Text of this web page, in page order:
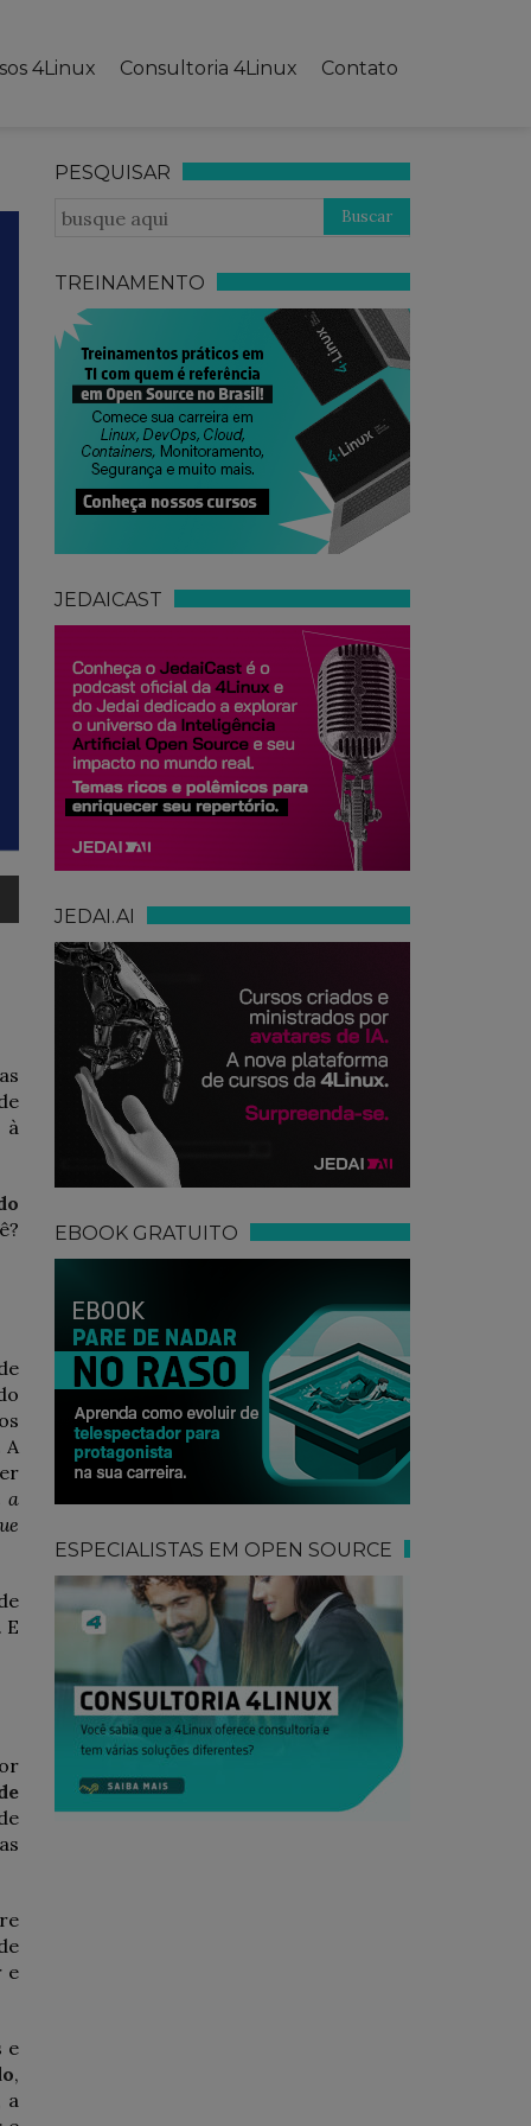
4Linux Consultoria 4Linux Contato
à
A
a
E
e
e
,
a
PESQUISAR
TREINAMENTO
JEDAICAST
JEDAI.AI
EBOOK GRATUITO
ESPECIALISTAS EM OPEN SOURCE